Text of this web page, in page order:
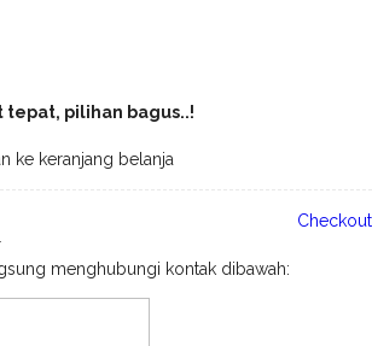
tepat, pilihan bagus..!
ke keranjang belanja
Checkout
menghubungi kontak dibawah: